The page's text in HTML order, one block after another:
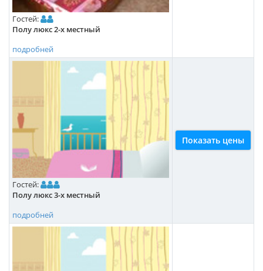
Гостей:
Полу люкс 2-х местный
подробней
Гостей:
Полу люкс 3-х местный
подробней
Показать цены